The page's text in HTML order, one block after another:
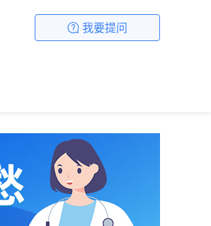
我要提问